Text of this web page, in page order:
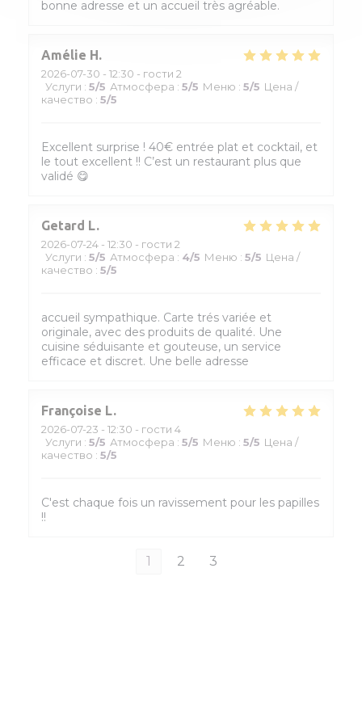
bonne adresse et un accueil très agréable.
Amélie H
2026-07-30 - 12:30 - гости 2
Услуги : 5/5 Атмосфера : 5/5 Меню : 5/5 Цена /
качество : 5/5
Excellent surprise ! 40€ entrée plat et cocktail, et
le tout excellent !! C’est un restaurant plus que
validé 😋
Getard L
2026-07-24 - 12:30 - гости 2
Услуги : 5/5 Атмосфера : 4/5 Меню : 5/5 Цена /
качество : 5/5
accueil sympathique. Carte trés variée et
originale, avec des produits de qualité. Une
cuisine séduisante et gouteuse, un service
efficace et discret. Une belle adresse
Françoise L
2026-07-23 - 12:30 - гости 4
Услуги : 5/5 Атмосфера : 5/5 Меню : 5/5 Цена /
качество : 5/5
C'est chaque fois un ravissement pour les papilles
!!
1 2 3